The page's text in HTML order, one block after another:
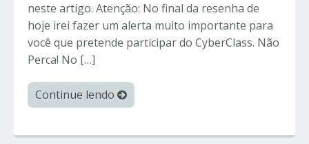
neste artigo. Atenção: No final da resenha de
hoje irei fazer um alerta muito importante para
você que pretende participar do CyberClass. Não
Perca! No […]
Continue lendo